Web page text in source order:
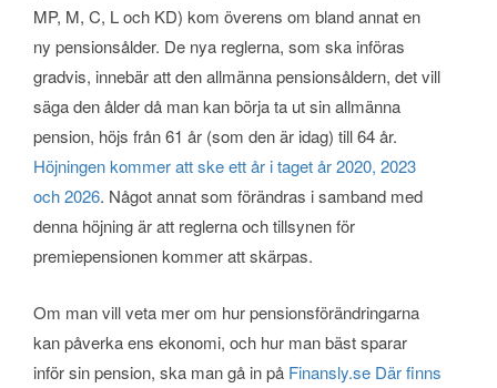
MP, M, C, L och KD) kom överens om bland annat en
ny pensionsålder. De nya reglerna, som ska införas
gradvis, innebär att den allmänna pensionsåldern, det vill
säga den ålder då man kan börja ta ut sin allmänna
pension, höjs från 61 år (som den är idag) till 64 år.
Höjningen kommer att ske ett år i taget år 2020, 2023
och 2026. Något annat som förändras i samband med
denna höjning är att reglerna och tillsynen för
premiepensionen kommer att skärpas.
Om man vill veta mer om hur pensionsförändringarna
kan påverka ens ekonomi, och hur man bäst sparar
inför sin pension, ska man gå in på Finansly.se Där finns